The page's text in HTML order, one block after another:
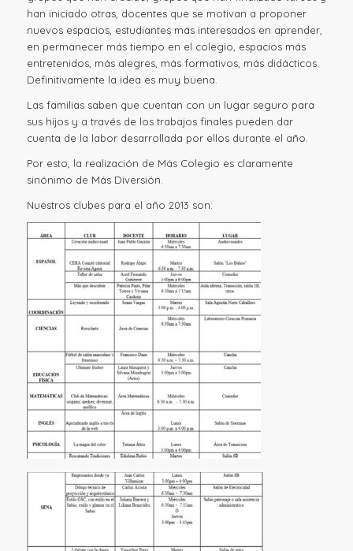
han iniciado otras, docentes que se motivan a proponer
nuevos espacios, estudiantes más interesados en aprender,
en permanecer más tiempo en el colegio, espacios más
entretenidos, más alegres, más formativos, más didácticos.
Definitivamente la idea es muy buena.
Las familias saben que cuentan con un lugar seguro para
sus hijos y a través de los trabajos finales pueden dar
cuenta de la labor desarrollada por ellos durante el año.
Por esto, la realización de Más Colegio es claramente
sinónimo de Más Diversión.
Nuestros clubes para el año 2013 son: